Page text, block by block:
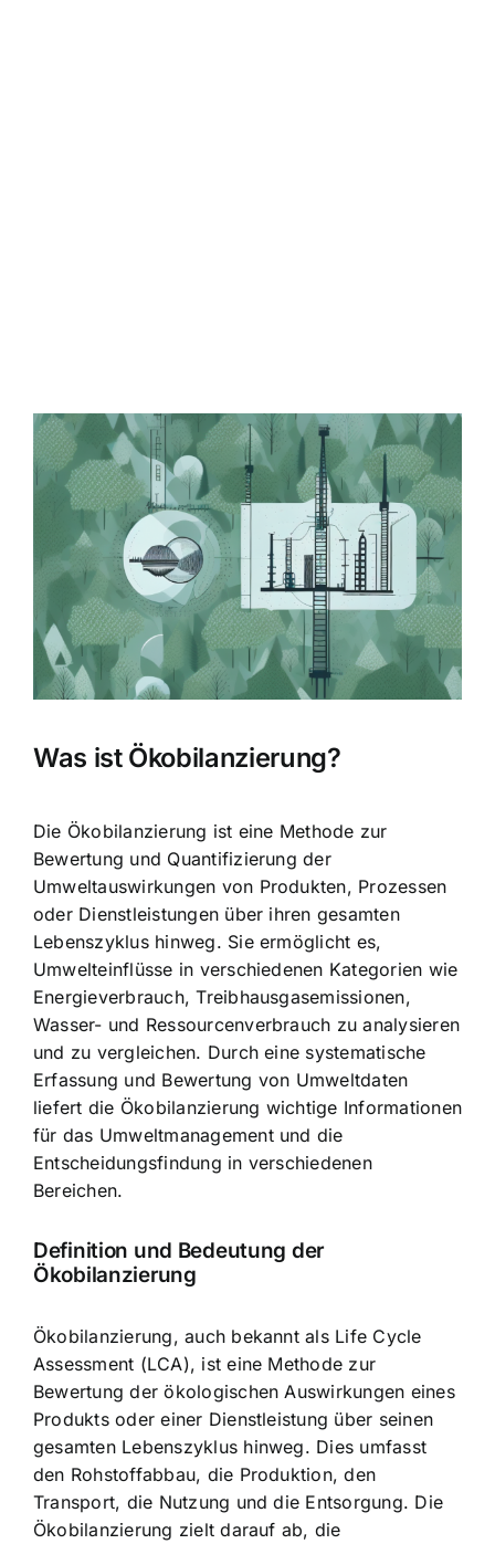
Zeige
grösseres
Bild
Was ist Ökobilanzierung?
Die Ökobilanzierung ist eine Methode zur
Bewertung und Quantifizierung der
Umweltauswirkungen von Produkten, Prozessen
oder Dienstleistungen über ihren gesamten
Lebenszyklus hinweg. Sie ermöglicht es,
Umwelteinflüsse in verschiedenen Kategorien wie
Energieverbrauch, Treibhausgasemissionen,
Wasser- und Ressourcenverbrauch zu analysieren
und zu vergleichen. Durch eine systematische
Erfassung und Bewertung von Umweltdaten
liefert die Ökobilanzierung wichtige Informationen
für das Umweltmanagement und die
Entscheidungsfindung in verschiedenen
Bereichen.
Definition und Bedeutung der
Ökobilanzierung
Ökobilanzierung, auch bekannt als Life Cycle
Assessment (LCA), ist eine Methode zur
Bewertung der ökologischen Auswirkungen eines
Produkts oder einer Dienstleistung über seinen
gesamten Lebenszyklus hinweg. Dies umfasst
den Rohstoffabbau, die Produktion, den
Transport, die Nutzung und die Entsorgung. Die
Ökobilanzierung zielt darauf ab, die